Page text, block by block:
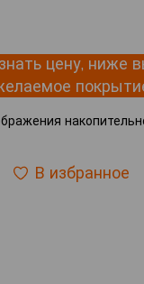
цену, ниже
В избранное